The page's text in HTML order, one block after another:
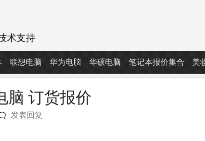
术支持
联想电脑 华为电脑 华硕电脑 笔记本报价集合 美
脑 订货报价
发表回复